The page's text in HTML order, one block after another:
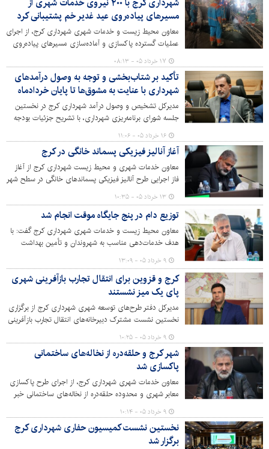
فراهم کند.
مسیرهای پیاده‌روی عید غدیر خم پشتیبانی کرد
معاون محیط زیست و خدمات شهری شهرداری کرج، از اجرای
عملیات گسترده پاکسازی و آماده‌سازی مسیرهای پیاده‌روی
بزرگ عید غدیر خم خبر داد و گفت: همزمان با برگزاری این
مراسم مذهبی، ۲۰۰ نیروی خدمات شهری به همراه ۲۰ دستگاه
ماشین‌آلات در مسیرهای تعیین‌شده مستقر شدند تا فضای
مناسب و پاکیزه‌ای برای حضور شهروندان فراهم کنند.
۱۷ خرداد ۰۵ - ۰۸:۱۳
تأکید بر شتاب‌بخشی و توجه به وصول درآمدهای
شهرداری با عنایت به مشوق‌ها تا پایان خردادماه
مدیرکل تشخیص و وصول درآمد شهرداری کرج در نخستین
جلسه شورای برنامه‌ریزی شهرداری، با تشریح جزئیات بودجه
۱۴۰۵ و نحوه توزیع منابع درآمدی میان مناطق، سازمان‌ها و
ستاد، بر ضرورت هدف‌گذاری دقیق‌تر مدیران شهری در
خردادماه تأکید کرد.
۱۶ خرداد ۰۵ - ۱۱:۰۶
آغاز آنالیز فیزیکی پسماند خانگی در کرج
معاون خدمات شهری و محیط زیست شهرداری کرج از آغاز
فاز اجرایی طرح آنالیز فیزیکی پسماندهای خانگی در سطح شهر
خبر داد.۱۳ خرداد ۰۵ - ۱۰:۳۵
توزیع دام در پنج جایگاه موقت انجام شد
معاون محیط زیست و خدمات شهری شهرداری کرج گفت: با
هدف خدمات‌دهی مناسب به شهروندان و تأمین بهداشت
عمومی در عید سعید قربان، توزیع دام در پنج جایگاه موقت
انجام شد.
۹ خرداد ۰۵ - ۱۳:۰۹
کرج و قزوین برای انتقال تجارب بازآفرینی شهری
پای یک میز نشستند
مدیرکل دفتر طرح‌های توسعه شهری شهرداری کرج از برگزاری
نخستین نشست مشترک دبیرخانه‌های انتقال تجارب بازآفرینی
تجربه میان شهرها یکی از مهم‌ترین راهکارهای کاهش
هزینه‌های اجرایی، شناسایی چالش‌ها و جلوگیری از تکرار
خطاهای گذشته در پروژه‌های بازآفرینی شهری است.
۹ خرداد ۰۵ - ۱۰:۲۵
شهر کرج و حلقه‌دره از نخاله‌های ساختمانی
پاکسازی شد
معاون خدمات شهری شهرداری کرج، از اجرای طرح پاکسازی
معابر شهری و محدوده حلقه‌دره از نخاله‌های ساختمانی خبر
داد و گفت: این اقدام با هدف کاهش آلودگی و ارتقای کیفیت
محیط شهری انجام شده است.
۹ خرداد ۰۵ - ۱۰:۱۴
نخستین نشست کمیسیون حفاری شهرداری کرج
برگزار شد